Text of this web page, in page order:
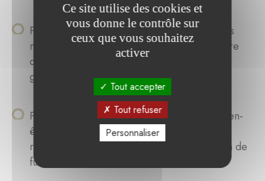
Phase de rétablissement:rétablissement des
moyens de subsistance, couverture transitoire
des besoins fondamentaux et soutien aux
groupes vulnérables.
Phase de renforcement et de résilience
bien-
être social, réactivation des communautés et
renforcement de leur capacité à faire face à de
futures crises.
Ce site utilise des cookies et
vous donne le contrôle sur
ceux que vous souhaitez
activer
Tout accepter
Tout refuser
Personnaliser